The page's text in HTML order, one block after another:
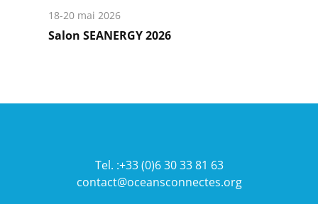
savoir
plus
18-20 mai 2026
Salon SEANERGY 2026
Tel. :+33 (0)6 30 33 81 63
contact@oceansconnectes.org